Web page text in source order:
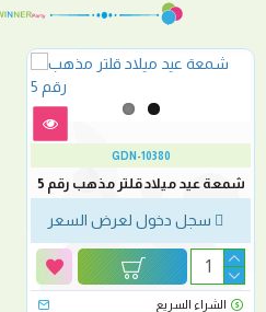
GDN-10380
شمعة عيد ميلاد قلتر مذهب رقم 5
سجل دخول لعرض السعر
الشراء السريع